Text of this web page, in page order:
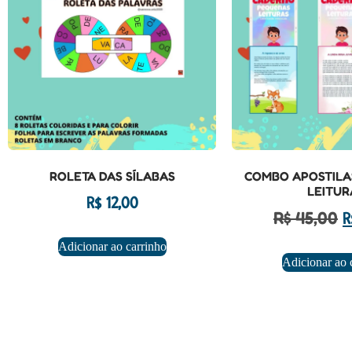
ROLETA DAS SÍLABAS
R$12,00
Adicionar ao carrinho
COMBO
R$45,00
Adicionar ao